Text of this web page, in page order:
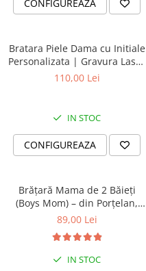
CONFIGUREAZA
Bratara Piele Dama cu Initiale
Personalizata | Gravura Laser
Mesaj “Cu tine oriunde in
110,00 Lei
IN STOC
CONFIGUREAZA
Brățară Mama de 2 Băieți
(Boys Mom) – din Porțelan,
Personalizată cu Nume
89,00 Lei
IN STOC